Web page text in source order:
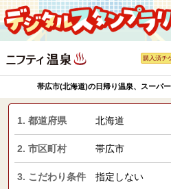
購入済チ
帯広市(北海道)の日帰り温泉、スーパ
1. 都道府県 北海道
2. 市区町村 帯広市
3. こだわり条件 指定しない